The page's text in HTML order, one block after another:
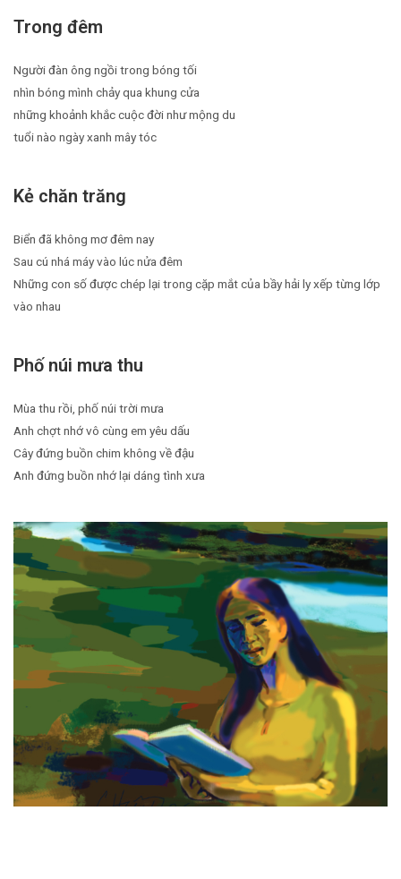
Trong đêm
Người đàn ông ngồi trong bóng tối
nhìn bóng mình chảy qua khung cửa
những khoảnh khắc cuộc đời như mộng du
tuổi nào ngày xanh mây tóc
Kẻ chăn trăng
Biển đã không mơ đêm nay
Sau cú nhá máy vào lúc nửa đêm
Những con số được chép lại trong cặp mắt của bầy hải ly xếp từng lớp
vào nhau
Phố núi mưa thu
Mùa thu rồi, phố núi trời mưa
Anh chợt nhớ vô cùng em yêu dấu
Cây đứng buồn chim không về đậu
Anh đứng buồn nhớ lại dáng tình xưa